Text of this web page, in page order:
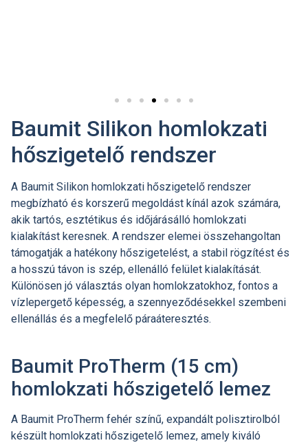
Baumit Silikon homlokzati
hőszigetelő rendszer
A Baumit Silikon homlokzati hőszigetelő rendszer
megbízható és korszerű megoldást kínál azok számára,
akik tartós, esztétikus és időjárásálló homlokzati
kialakítást keresnek. A rendszer elemei összehangoltan
támogatják a hatékony hőszigetelést, a stabil rögzítést és
a hosszú távon is szép, ellenálló felület kialakítását.
Különösen jó választás olyan homlokzatokhoz, fontos a
vízlepergető képesség, a szennyeződésekkel szembeni
ellenállás és a megfelelő páraáteresztés.
Baumit ProTherm (15 cm)
homlokzati hőszigetelő lemez
A Baumit ProTherm fehér színű, expandált polisztirolból
készült homlokzati hőszigetelő lemez, amely kiváló